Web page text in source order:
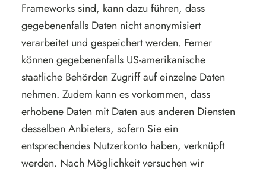
Frameworks sind, kann dazu führen, dass
gegebenenfalls Daten nicht anonymisiert
verarbeitet und gespeichert werden. Ferner
können gegebenenfalls US-amerikanische
staatliche Behörden Zugriff auf einzelne Daten
nehmen. Zudem kann es vorkommen, dass
erhobene Daten mit Daten aus anderen Diensten
desselben Anbieters, sofern Sie ein
entsprechendes Nutzerkonto haben, verknüpft
werden. Nach Möglichkeit versuchen wir